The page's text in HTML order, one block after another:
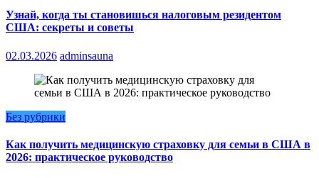
Узнай, когда ты становишься налоговым резидентом
США: секреты и советы
02.03.2026 adminsauna
Без рубрики
Как получить медицинскую страховку для семьи в США в
2026: практическое руководство